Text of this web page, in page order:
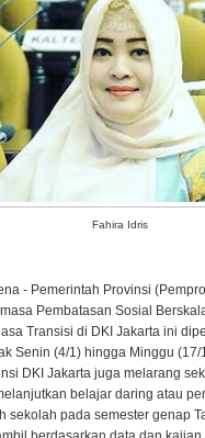
Fahira Idris
- Pemerintah Provinsi
Pembatasan Sosial
Transisi di DKI Jakarta ini
Senin (4/1) hingga Minggu (17/
DKI Jakarta juga melarang
belajar daring atau
sekolah pada semester genap